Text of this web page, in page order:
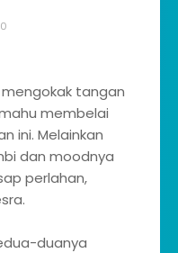
tangan
membelai
ini. Melainkan
dan moodnya
perlahan,
duanya